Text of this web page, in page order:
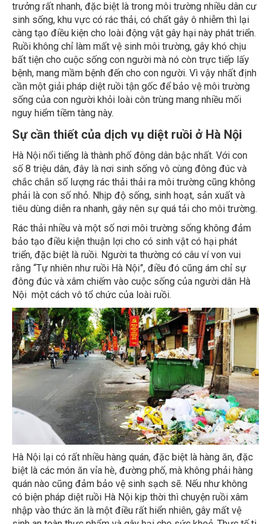
sinh sống, khu vực có rác thải, có chất gây ô nhiễm thì lại
càng tạo điều kiện cho loài động vật gây hại này phát triển.
Ruồi không chỉ làm mất vệ sinh môi trường, gây khó chịu
bất tiện cho cuộc sống con người mà nó còn trực tiếp lấy
bệnh, mang mầm bệnh đến cho con người. Vì vậy nhất định
cần một giải pháp diệt ruồi tận gốc để bảo vệ môi trường
sống của con người khỏi loài côn trùng mang nhiều mối
nguy hiểm tiềm tàng này.
Sự cần thiết của dịch vụ diệt ruồi ở Hà Nội
Hà Nội nổi tiếng là thành phố đông dân bậc nhất. Với con
số 8 triệu dân, đây là nơi sinh sống vô cùng đông đúc và
chắc chắn số lượng rác thải thải ra môi trường cũng không
phải là con số nhỏ. Nhịp độ sống, sinh hoạt, sản xuất và
tiêu dùng diễn ra nhanh, gây nên sự quá tải cho môi trường.
Rác thải nhiều và một số nơi môi trường sống không đảm
bảo tạo điều kiện thuận lợi cho có sinh vật có hại phát
triển, đặc biệt là ruồi. Người ta thường có câu ví von vui
rằng “Tự nhiên như ruồi Hà Nội”, điều đó cũng ám chỉ sự
đông đúc và xâm chiếm vào cuộc sống của người dân Hà
Nội một cách vô tổ chức của loài ruồi.
Hà Nội lại có rất nhiều hàng quán, đặc biệt là hàng ăn, đặc
biệt là các món ăn vỉa hè, đường phố, mà không phải hàng
quán nào cũng đảm bảo vệ sinh sạch sẽ. Nếu như không
có biện pháp diệt ruồi Hà Nội kịp thời thì chuyện ruồi xâm
nhập vào thức ăn là một điều rất hiển nhiên, gây mất vệ
sinh an toàn thực phẩm và gây hại cho sức khoẻ. Thực tế ti